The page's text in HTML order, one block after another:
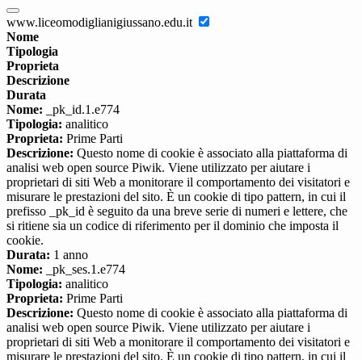
www.liceomodiglianigiussano.edu.it
Nome
Tipologia
Proprieta
Descrizione
Durata
Nome: _pk_id.1.e774
Tipologia: analitico
Proprieta: Prime Parti
Descrizione: Questo nome di cookie è associato alla piattaforma di
analisi web open source Piwik. Viene utilizzato per aiutare i
proprietari di siti Web a monitorare il comportamento dei visitatori e
misurare le prestazioni del sito. È un cookie di tipo pattern, in cui il
prefisso _pk_id è seguito da una breve serie di numeri e lettere, che
si ritiene sia un codice di riferimento per il dominio che imposta il
cookie.
Durata: 1 anno
Nome: _pk_ses.1.e774
Tipologia: analitico
Proprieta: Prime Parti
Descrizione: Questo nome di cookie è associato alla piattaforma di
analisi web open source Piwik. Viene utilizzato per aiutare i
proprietari di siti Web a monitorare il comportamento dei visitatori e
misurare le prestazioni del sito. È un cookie di tipo pattern, in cui il